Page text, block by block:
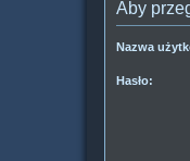
Aby
Nazwa
Hasło: